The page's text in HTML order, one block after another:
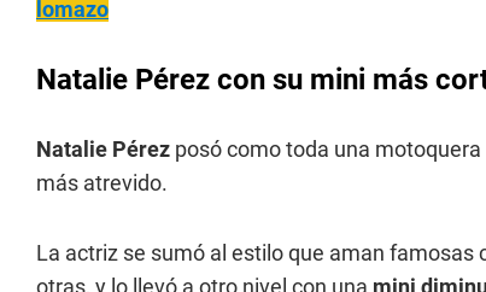
lomazo
Natalie Pérez con su mini más
Natalie Pérez posó como toda una
más atrevido.
La actriz se sumó al estilo que aman famosas
otras, y lo llevó a otro nivel con una mini